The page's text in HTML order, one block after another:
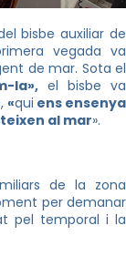
bisbe auxiliar de
vegada va
de mar. Sota el
la», el bisbe va
, «qui ens ensenya
al mar».
de la zona
per demanar
pel temporal i la